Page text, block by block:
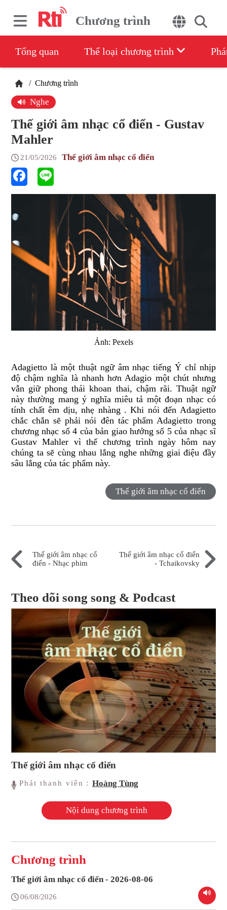
Chương trình
Tổng quan Thể loại chương trình
/ Chương trình
Nghe
Thế giới âm nhạc cổ điển - Gustav
Mahler
21/05/2026 Thế giới âm nhạc cổ điển
Ảnh: Pexels
Adagietto là một thuật ngữ âm nhạc tiếng Ý chỉ nhịp
độ chậm nghĩa là nhanh hơn Adagio một chút nhưng
vẫn giữ phong thái khoan thai, chậm rãi. Thuật ngữ
này thường mang ý nghĩa miêu tả một đoạn nhạc có
tính chất êm dịu, nhẹ nhàng . Khi nói đến Adagietto
chắc chắn sẽ phải nói đên tác phẩm Adagietto trong
chương nhạc số 4 của bản giao hưởng số 5 của nhạc sĩ
Gustav Mahler vì thế chương trình ngày hôm nay
chúng ta sẽ cùng nhau lắng nghe những giai điệu đầy
sâu lắng của tác phẩm này.
Thế giới âm nhạc cổ điển
Thế giới âm nhạc cổ
điển - Nhạc phim
Thế giới âm nhạc cổ điển
- Tchaikovsky
Theo dõi song song & Podcast
Thế giới âm nhạc cổ điển
Phát thanh viên：Hoàng Tùng
Nội dung chương trình
Chương trình
Thế giới âm nhạc cổ điển - 2026-08-06
06/08/2026